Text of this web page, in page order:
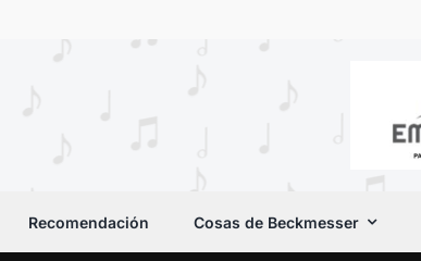
Recomendación Cosas de Beckmesser